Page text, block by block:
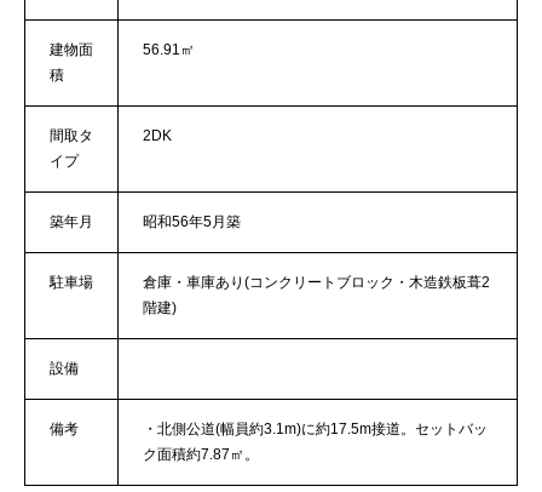
建物面
積
56.91㎡
間取タ
イプ
2DK
築年月 昭和56年5月築
駐車場
倉庫・車庫あり(コンクリートブロック・木造鉄板葺2
階建)
設備
備考
・北側公道(幅員約3.1m)に約17.5m接道。セットバッ
ク面積約7.87㎡。